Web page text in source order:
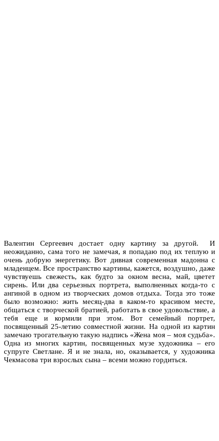
Валентин Сергеевич достает одну картину за другой. И
неожиданно, сама того не замечая, я попадаю под их теплую и
очень добрую энергетику. Вот дивная современная мадонна с
младенцем. Все пространство картины, кажется, воздушно, даже
чувствуешь свежесть, как будто за окном весна, май, цветет
сирень. Или два серьезных портрета, выполненных когда-то с
ангиной в одном из творческих домов отдыха. Тогда это тоже
было возможно: жить месяц-два в каком-то красивом месте,
общаться с творческой братией, работать в свое удовольствие, а
тебя еще и кормили при этом. Вот семейный портрет,
посвященный 25-летию совместной жизни. На одной из картин
замечаю трогательную такую надпись «Жена моя – моя судьба».
Одна из многих картин, посвященных музе художника – его
супруге Светлане. Я и не знала, но, оказывается, у художника
Чекмасова три взрослых сына – всеми можно гордиться.